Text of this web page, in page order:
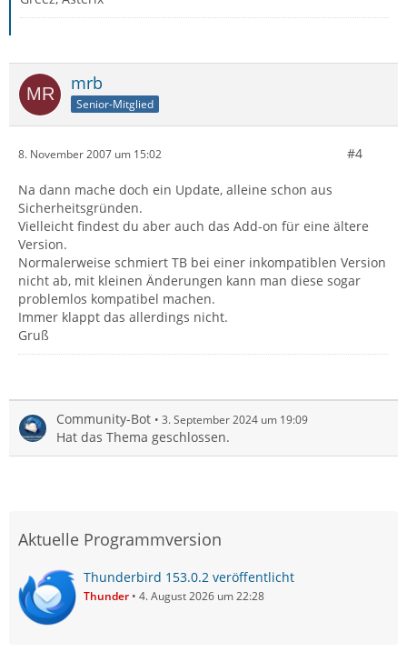
mrb
Senior-Mitglied
8. November 2007 um 15:02 #4
Na dann mache doch ein Update, alleine schon aus
Sicherheitsgründen.
Vielleicht findest du aber auch das Add-on für eine ältere
Version.
Normalerweise schmiert TB bei einer inkompatiblen Version
nicht ab, mit kleinen Änderungen kann man diese sogar
problemlos kompatibel machen.
Immer klappt das allerdings nicht.
Gruß
Community-Bot 3. September 2024 um 19:09
Hat das Thema geschlossen.
Aktuelle Programmversion
Thunderbird 153.0.2 veröffentlicht
Thunder 4. August 2026 um 22:28